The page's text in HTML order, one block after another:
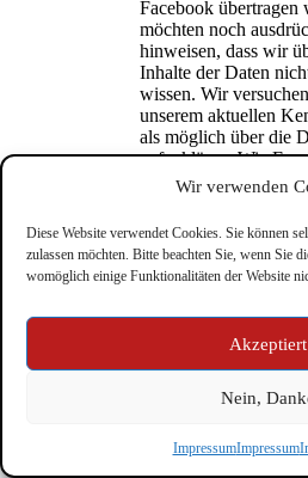
Wir verwenden
Diese Website verwendet Cookies. Sie können
zulassen möchten. Bitte beachten Sie, wenn Sie
womöglich einige Funktionalitäten der Website
Akzeptiert
Nein,
ImpressumImpressum
Facebook übertragen
möchten noch
hinweisen, dass wir
Inhalte der Daten
wissen. Wir
unserem aktuellen
als möglich über die
aufzuklären. Wie
nutzt, können Sie
https://
update nachlesen.
Generatorvon AdSimple
Quelle: Impressum erstellt mit